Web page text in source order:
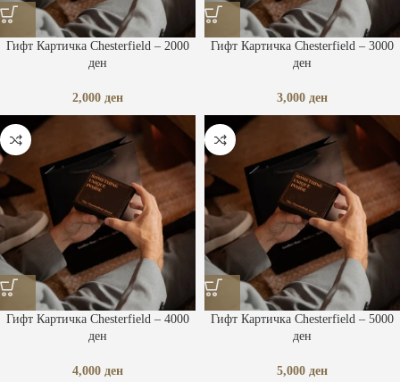
Гифт Картичка Chesterfield – 2000
ден
2,000 ден
Гифт Картичка Chesterfield – 3000
ден
3,000 ден
Гифт Картичка Chesterfield – 4000
ден
4,000 ден
Гифт Картичка Chesterfield – 5000
ден
5,000 ден